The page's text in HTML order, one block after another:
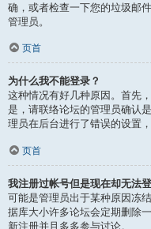
确，或者检查一下您的垃圾邮
管理员。
页首
为什么我不能登录？
这种情况有好几种原因。首先
是，请联络论坛的管理员确认
理员在后台进行了错误的设置
页首
我注册过帐号但是现在却无法
可能是管理员出于某种原因冻
据库大小许多论坛会定期删除
新注册并且多多参与讨论。